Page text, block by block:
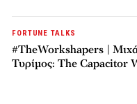
FORTUNE TALKS
#TheWorkshapers |
Τυρίμος: The Capacitor